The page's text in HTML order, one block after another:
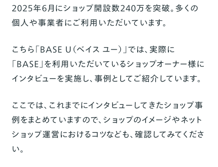
2025年6月にショップ開設数240万を突破。多くの
個人や事業者にご利用いただいています。
こちら「BASE U（ベイス ユー）」では、実際に
「BASE」を利用いただいているショップオーナー様に
インタビューを実施し、事例としてご紹介しています。
ここでは、これまでにインタビューしてきたショップ事
例をまとめていますので、ショップのイメージやネット
ショップ運営におけるコツなども、確認してみてくださ
い。